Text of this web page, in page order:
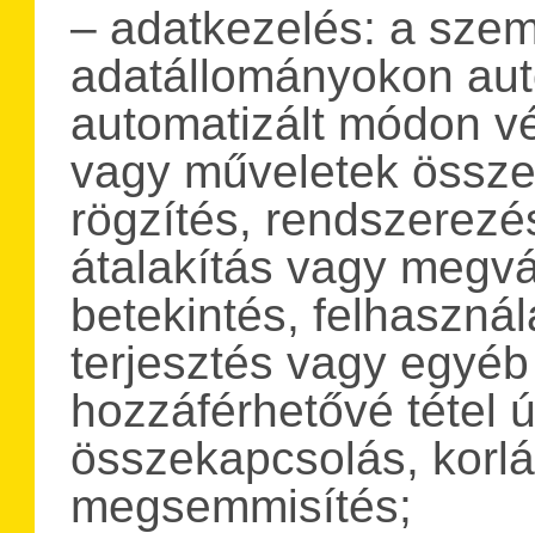
– adatkezelés: a
adatállományokon
automatizált módon
vagy műveletek
rögzítés,
átalakítás vagy
betekintés,
terjesztés vagy
hozzáférhetővé tétel
összekapcsolás,
megsemmisítés;